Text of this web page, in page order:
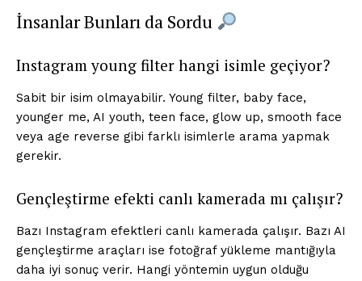
İnsanlar Bunları da Sordu
Instagram young filter hangi isimle geçiyor?
Sabit bir isim olmayabilir. Young filter, baby face,
younger me, AI youth, teen face, glow up, smooth face
veya age reverse gibi farklı isimlerle arama yapmak
gerekir.
Gençleştirme efekti canlı kamerada mı çalışır?
Bazı Instagram efektleri canlı kamerada çalışır. Bazı AI
gençleştirme araçları ise fotoğraf yükleme mantığıyla
daha iyi sonuç verir. Hangi yöntemin uygun olduğu